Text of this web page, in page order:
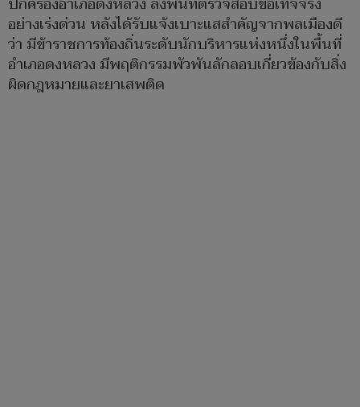
อย่างเร่งด่วน หลังได้รับแจ้งเบาะแสสำคัญจากพลเมืองดี
ว่า มีข้าราชการท้องถิ่นระดับนักบริหารแห่งหนึ่งในพื้นที่
อำเภอดงหลวง มีพฤติกรรมพัวพันลักลอบเกี่ยวข้องกับสิ่ง
ผิดกฎหมายและยาเสพติด